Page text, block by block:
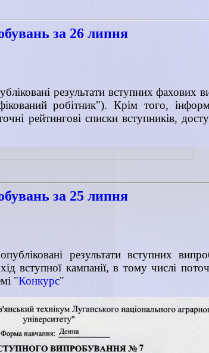
за 26 липня
результати вступних фахових
робітник"). Крім того,
рейтингові списки вступників,
за 25 липня
результати вступних
вступної кампанії, в тому числі
"Конкурс"